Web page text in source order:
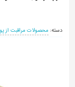
صفحه
دسته: محصولات مراقبت از